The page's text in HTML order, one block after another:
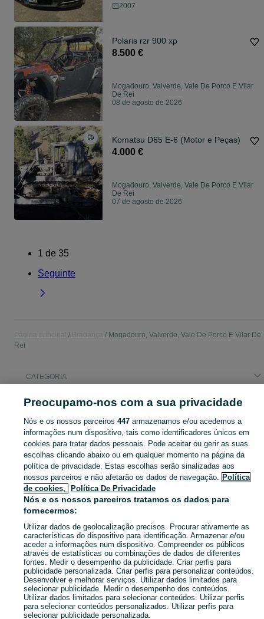
2007
Polaris rzr 900 xp
8.500 €
Mogadouro, Valverde, Vale De Porco E Vilar
De Rei
08 de agosto de 2026
Komatsu D65 E-6 (Motor e Peças)
4.000 €
Mogadouro, Valverde, Vale De Porco E Vilar
De Rei
07 de agosto de 2026
1 de 35
Seguinte
Mogadouro, Valverde, Vale De Porco E Vilar De
Rei
CATEGORIA
Pesquisas populares
carro
Descubra os anúncios classificados gratuitos em Mogadouro, Valverde, Vale De Porco E Vilar De Rei no OLX Portugal. Desde empregos a serviços e produtos, encontre tudo o que precisa localmente. Mostrar
Mapa do site
Mapa das freguesias
Mapa de mini-sites
Pesquisas populares
Preocupamo-nos com a sua privacidade
Nós e os nossos parceiros 447armazenamos e/ou acedemos a
informações num dispositivo, tais como identificadores únicos em
cookies para tratar dados pessoais. Pode aceitar ou gerir as suas
escolhas clicando abaixo ou em qualquer momento na página da
política de privacidade. Estas escolhas serão sinalizadas aos
nossos parceiros e não afetarão os dados de navegação. Política
de cookies,
Política De Privacidade
Nós e os nossos parceiros tratamos os dados para
fornecermos:
Utilizar dados de geolocalização precisos. Procurar ativamente as
características do dispositivo para identificação. Armazenar e/ou
aceder a informações num dispositivo. Compreender os públicos
através de estatísticas ou combinações de dados de diferentes
fontes. Medir o desempenho da publicidade. Criar perfis para
publicidade personalizada. Criar perfis para personalizar conteúdos.
Desenvolver e melhorar serviços. Utilizar dados limitados para
selecionar publicidade. Medir o desempenho dos conteúdos.
Utilizar dados limitados para selecionar conteúdos. Utilizar perfis
para selecionar conteúdos personalizados. Utilizar perfis para
selecionar publicidade personalizada.